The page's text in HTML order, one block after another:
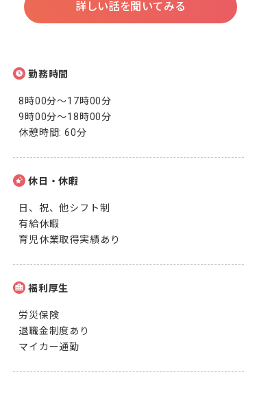
詳しい話を聞いてみる
勤務時間
8時00分～17時00分
9時00分～18時00分
休憩時間: 60分
休日・休暇
日、祝、他シフト制
有給休暇
育児休業取得実績あり
福利厚生
労災保険
退職金制度あり
マイカー通勤